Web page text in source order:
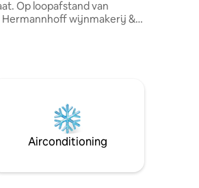
van
wijnmakerij &
Ruim en erg
en vuurplaats. 2
bij Stomp'n Grounds een
ons om te gebruiken
Airconditioning